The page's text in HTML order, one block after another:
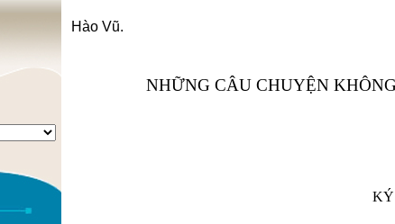
Hào Vũ.
NHỮNG CÂU CHUYỆN
KÝ